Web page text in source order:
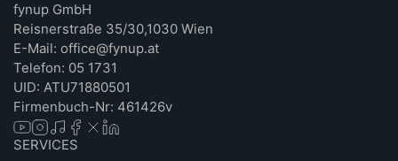
fynup GmbH
Reisnerstraße 35/30,1030 Wien
E-Mail: office@fynup.at
Telefon: 05 1731
UID: ATU71880501
Firmenbuch-Nr: 461426v
SERVICES